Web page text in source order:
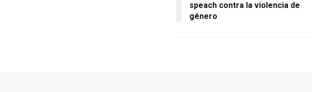
speach contra la violencia de
género